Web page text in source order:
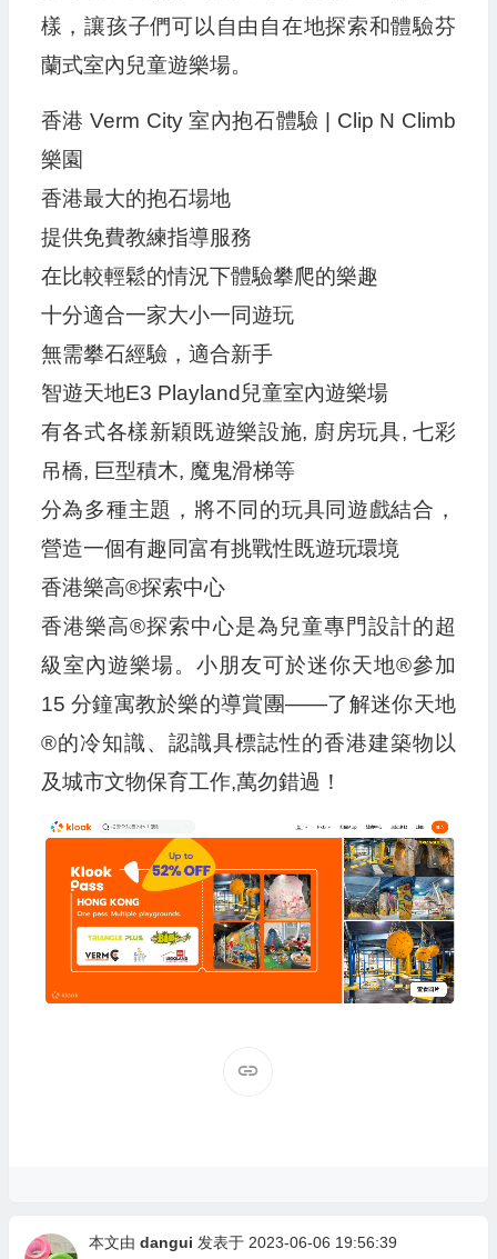
樣，讓孩子們可以自由自在地探索和體驗芬
蘭式室內兒童遊樂場。
香港 Verm City 室內抱石體驗 | Clip N Climb
樂園
香港最大的抱石場地
提供免費教練指導服務
在比較輕鬆的情況下體驗攀爬的樂趣
十分適合一家大小一同遊玩
無需攀石經驗，適合新手
智遊天地E3 Playland兒童室內遊樂場
有各式各樣新穎既遊樂設施, 廚房玩具, 七彩
吊橋, 巨型積木, 魔鬼滑梯等
分為多種主題，將不同的玩具同遊戲結合，
營造一個有趣同富有挑戰性既遊玩環境
香港樂高®探索中心
香港樂高®探索中心是為兒童專門設計的超
級室內遊樂場。小朋友可於迷你天地®參加
15 分鐘寓教於樂的導賞團——了解迷你天地
®的冷知識、認識具標誌性的香港建築物以
及城市文物保育工作,萬勿錯過！
本文由 dangui 发表于 2023-06-06 19:56:39